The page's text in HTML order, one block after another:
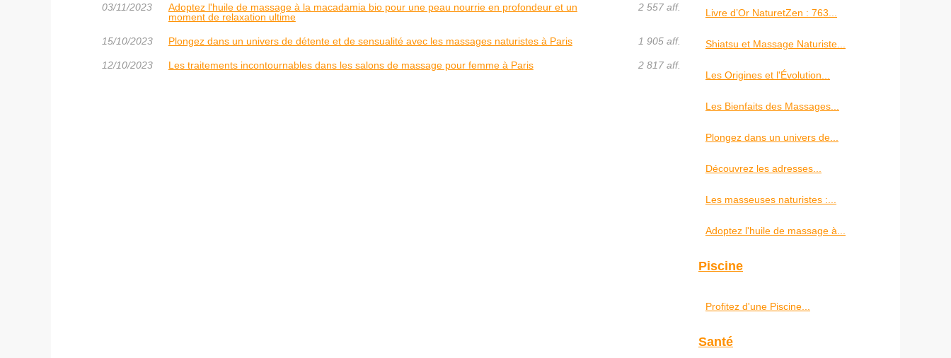
03/11/2023
Adoptez l'huile de massage à la macadamia bio pour une peau nourrie en profondeur et un
moment de relaxation ultime
2 557 aff.
15/10/2023 Plongez dans un univers de détente et de sensualité avec les massages naturistes à Paris 1 905 aff.
12/10/2023 Les traitements incontournables dans les salons de massage pour femme à Paris 2 817 aff.
Livre d’Or NaturetZen : 763...
Shiatsu et Massage Naturiste...
Les Origines et l'Évolution...
Les Bienfaits des Massages...
Plongez dans un univers de...
Découvrez les adresses...
Les masseuses naturistes :...
Adoptez l'huile de massage à...
Piscine
Profitez d'une Piscine...
Santé